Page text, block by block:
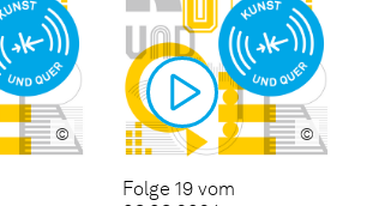
© ©
Folge 19 vom